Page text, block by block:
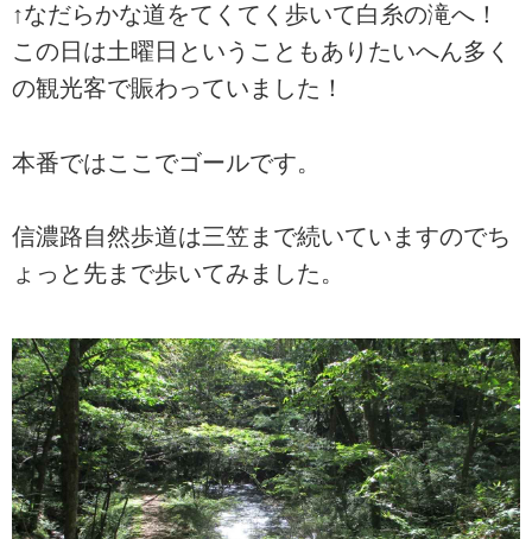
↑なだらかな道をてくてく歩いて白糸の滝へ！
この日は土曜日ということもありたいへん多く
の観光客で賑わっていました！
本番ではここでゴールです。
信濃路自然歩道は三笠まで続いていますのでち
ょっと先まで歩いてみました。